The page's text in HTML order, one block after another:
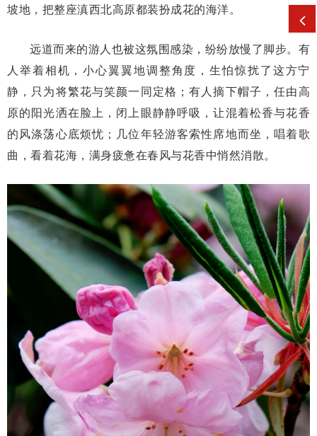
坡地，把整座滇西北高原都装扮成花的海洋。
远道而来的游人也被这氛围感染，纷纷放慢了脚步。有
人举着相机，小心翼翼地调整角度，生怕惊扰了这方宁
静，只为将繁花与笑颜一同定格；有人摘下帽子，任由高
原的阳光洒在脸上，闭上眼静静呼吸，让混着松香与花香
的风涤荡心底烦忧；几位年轻游客索性席地而坐，唱着歌
曲，看着花海，满身疲惫在春风与花香中悄然消散。